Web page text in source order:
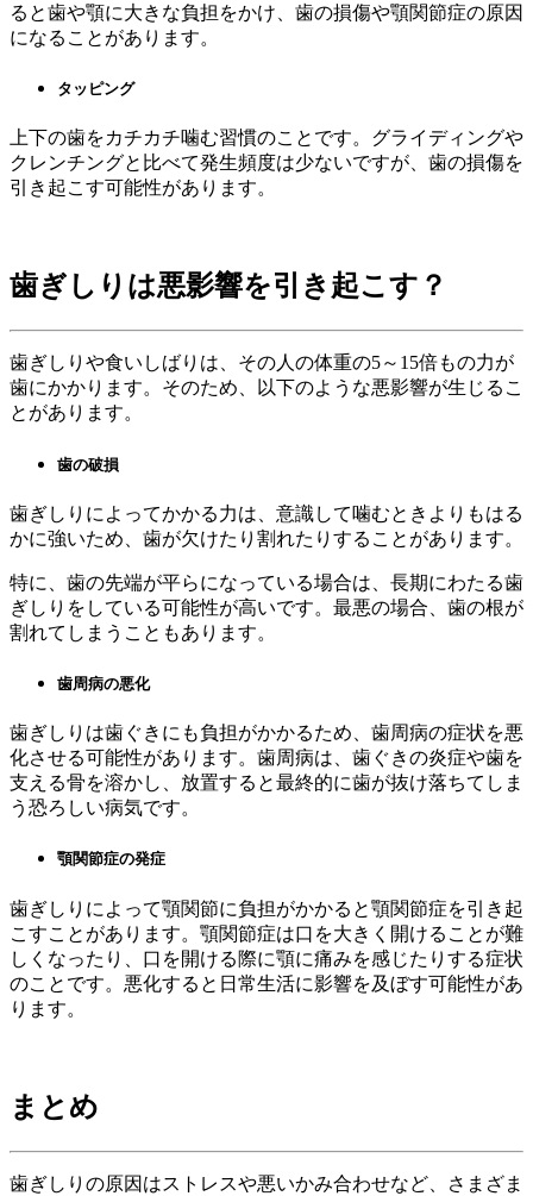
ると歯や顎に大きな負担をかけ、歯の損傷や顎関節症の原因
になることがあります。
タッピング
上下の歯をカチカチ噛む習慣のことです。グライディングや
クレンチングと比べて発生頻度は少ないですが、歯の損傷を
引き起こす可能性があります。
歯ぎしりは悪影響を引き起こす？
歯ぎしりや食いしばりは、その人の体重の5～15倍もの力が
歯にかかります。そのため、以下のような悪影響が生じるこ
とがあります。
歯の破損
歯ぎしりによってかかる力は、意識して噛むときよりもはる
かに強いため、歯が欠けたり割れたりすることがあります。
特に、歯の先端が平らになっている場合は、長期にわたる歯
ぎしりをしている可能性が高いです。最悪の場合、歯の根が
割れてしまうこともあります。
歯周病の悪化
歯ぎしりは歯ぐきにも負担がかかるため、歯周病の症状を悪
化させる可能性があります。歯周病は、歯ぐきの炎症や歯を
支える骨を溶かし、放置すると最終的に歯が抜け落ちてしま
う恐ろしい病気です。
顎関節症の発症
歯ぎしりによって顎関節に負担がかかると顎関節症を引き起
こすことがあります。顎関節症は口を大きく開けることが難
しくなったり、口を開ける際に顎に痛みを感じたりする症状
のことです。悪化すると日常生活に影響を及ぼす可能性があ
ります。
まとめ
歯ぎしりの原因はストレスや悪いかみ合わせなど、さまざま